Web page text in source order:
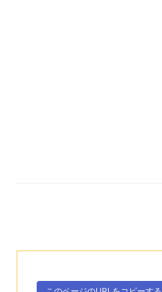
ボタン、